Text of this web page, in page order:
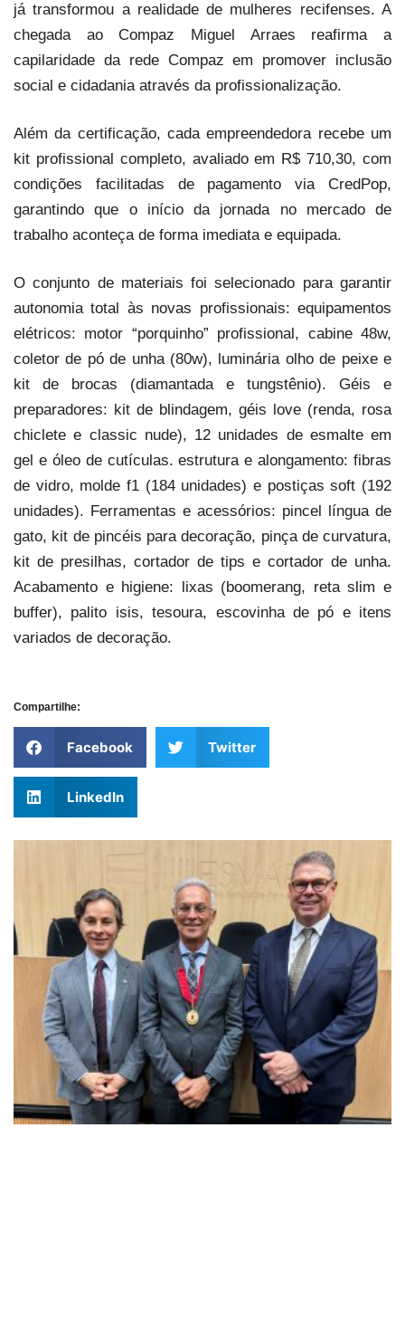
já transformou a realidade de mulheres recifenses. A
chegada ao Compaz Miguel Arraes reafirma a
capilaridade da rede Compaz em promover inclusão
social e cidadania através da profissionalização.
Além da certificação, cada empreendedora recebe um
kit profissional completo, avaliado em R$ 710,30, com
condições facilitadas de pagamento via CredPop,
garantindo que o início da jornada no mercado de
trabalho aconteça de forma imediata e equipada.
O conjunto de materiais foi selecionado para garantir
autonomia total às novas profissionais: equipamentos
elétricos: motor “porquinho” profissional, cabine 48w,
coletor de pó de unha (80w), luminária olho de peixe e
kit de brocas (diamantada e tungstênio). Géis e
preparadores: kit de blindagem, géis love (renda, rosa
chiclete e classic nude), 12 unidades de esmalte em
gel e óleo de cutículas. estrutura e alongamento: fibras
de vidro, molde f1 (184 unidades) e postiças soft (192
unidades). Ferramentas e acessórios: pincel língua de
gato, kit de pincéis para decoração, pinça de curvatura,
kit de presilhas, cortador de tips e cortador de unha.
Acabamento e higiene: lixas (boomerang, reta slim e
buffer), palito isis, tesoura, escovinha de pó e itens
variados de decoração.
Compartilhe:
Facebook Twitter
LinkedIn